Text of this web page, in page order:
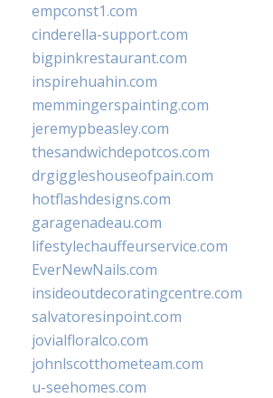
empconst1.com
cinderella-support.com
bigpinkrestaurant.com
inspirehuahin.com
memmingerspainting.com
jeremypbeasley.com
thesandwichdepotcos.com
drgiggleshouseofpain.com
hotflashdesigns.com
garagenadeau.com
lifestylechauffeurservice.com
EverNewNails.com
insideoutdecoratingcentre.com
salvatoresinpoint.com
jovialfloralco.com
johnlscotthometeam.com
u-seehomes.com